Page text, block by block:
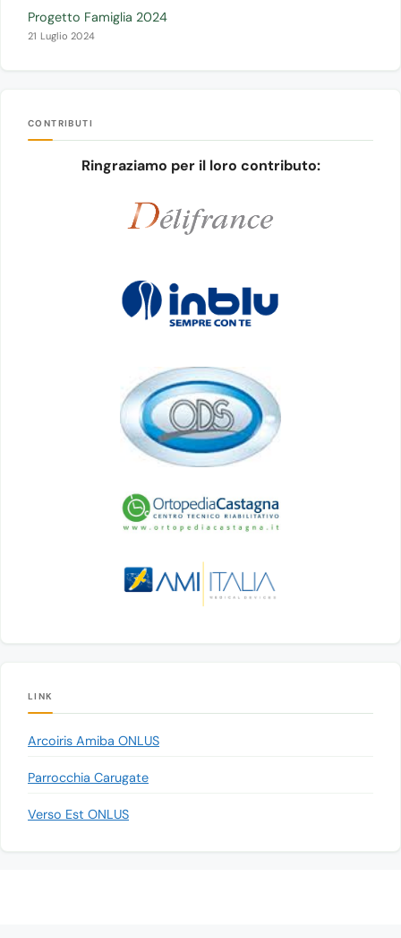
Progetto Famiglia 2024
21 Luglio 2024
CONTRIBUTI
Ringraziamo per il loro contributo:
LINK
Arcoiris Amiba ONLUS
Parrocchia Carugate
Verso Est ONLUS